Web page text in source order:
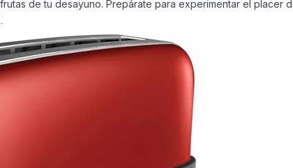
de tu desayuno. Prepárate para experimentar el